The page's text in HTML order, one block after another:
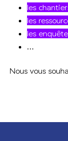
les
les
les
…
Nous vous